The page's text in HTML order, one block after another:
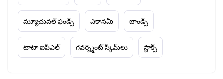
మ్యూచువల్ ఫండ్స్ ఎకానమీ బాండ్స్
టాటా ఐపీఎల్ గవర్న్మెంట్ స్కీమ్‌లు స్టాక్స్